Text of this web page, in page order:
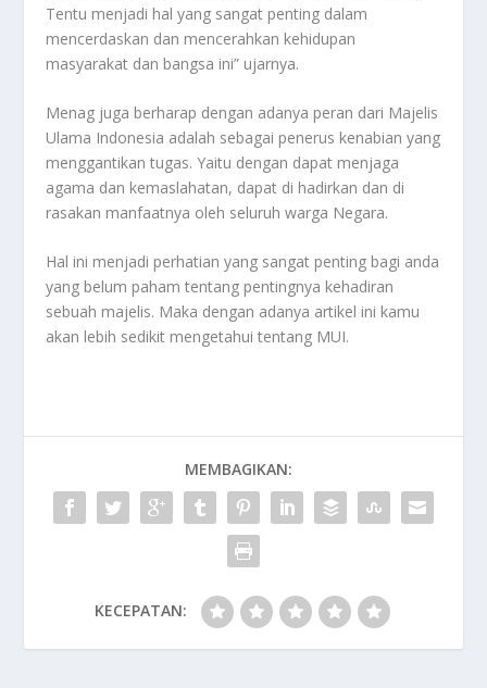
Tentu menjadi hal yang sangat penting dalam
mencerdaskan dan mencerahkan kehidupan
masyarakat dan bangsa ini” ujarnya.
Menag juga berharap dengan adanya peran dari Majelis
Ulama Indonesia adalah sebagai penerus kenabian yang
menggantikan tugas. Yaitu dengan dapat menjaga
agama dan kemaslahatan, dapat di hadirkan dan di
rasakan manfaatnya oleh seluruh warga Negara.
Hal ini menjadi perhatian yang sangat penting bagi anda
yang belum paham tentang pentingnya kehadiran
sebuah majelis. Maka dengan adanya artikel ini kamu
akan lebih sedikit mengetahui tentang MUI.
MEMBAGIKAN:
KECEPATAN: